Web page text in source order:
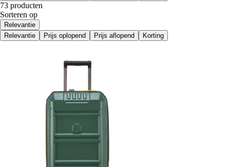
73 producten
Sorteren op
Relevantie
Relevantie
Prijs oplopend Prijs aflopend Korting